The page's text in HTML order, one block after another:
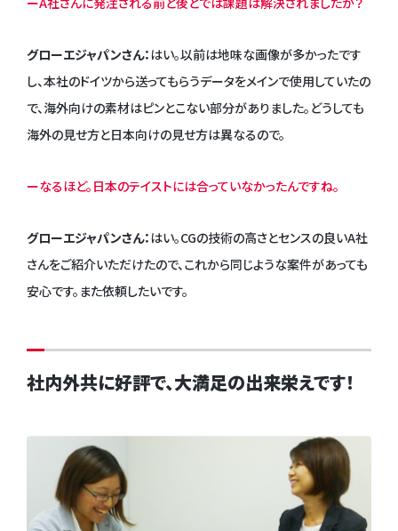
グローエジャパンさん：はい。以前は地味な画像が多かったです
し、本社のドイツから送ってもらうデータをメインで使用していたの
で、海外向けの素材はピンとこない部分がありました。どうしても
海外の見せ方と日本向けの見せ方は異なるので。
ーなるほど。日本のテイストには合っていなかったんですね。
グローエジャパンさん：はい。CGの技術の高さとセンスの良いA社
さんをご紹介いただけたので、これから同じような案件があっても
安心です。また依頼したいです。
社内外共に好評で、大満足の出来栄えです！